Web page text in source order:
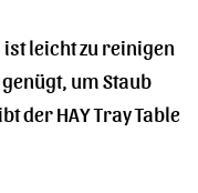
ist leicht zu reinigen
um Staub
der HAY Tray Table